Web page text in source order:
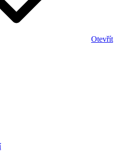
Otevřít